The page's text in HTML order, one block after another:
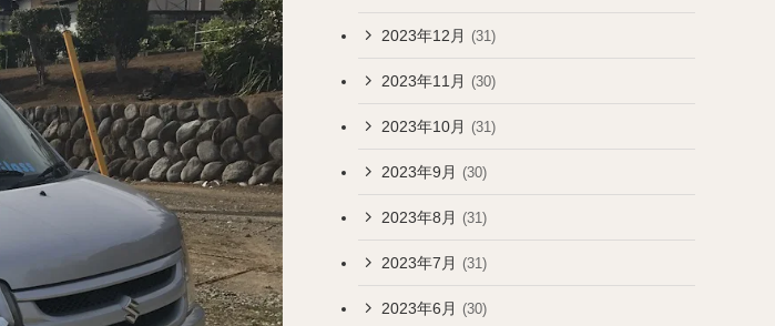
2023年12月 (31)
2023年11月 (30)
2023年10月 (31)
2023年9月 (30)
2023年8月 (31)
2023年7月 (31)
2023年6月 (30)